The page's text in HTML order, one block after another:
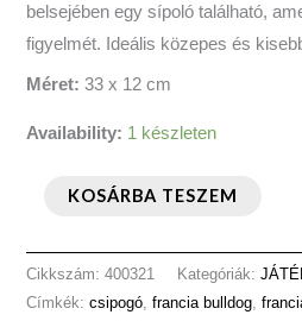
belsejében egy sípoló található,
figyelmét. Ideális közepes és
Méret: 33 x 12 cm
Availability: 1 készleten
KOSÁRBA TESZEM
Cikkszám:400321 Kategóriák:
Címkék:csipogó,francia bulldog,